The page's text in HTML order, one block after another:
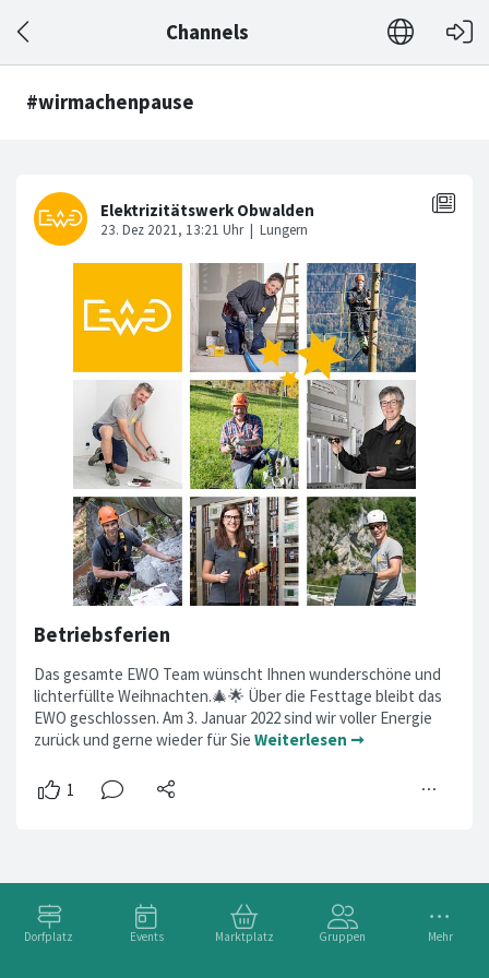
Channels
Dorfplatz Events Marktplatz Gruppen Mehr
#wirmachenpause
Betriebsferien
Das gesamte EWO Team wünscht Ihnen wunderschöne und
lichterfüllte Weihnachten.🎄🌟 Über die Festtage bleibt das
EWO geschlossen. Am 3. Januar 2022 sind wir voller Energie
zurück und gerne wieder für Sie Weiterlesen ➞